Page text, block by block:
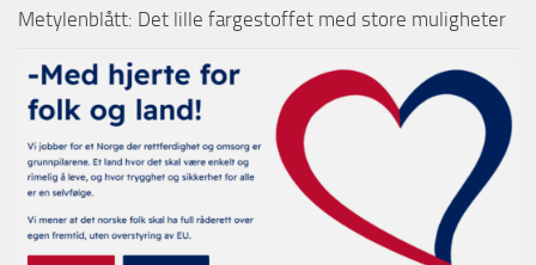
Metylenblått: Det lille fargestoffet med store muligheter